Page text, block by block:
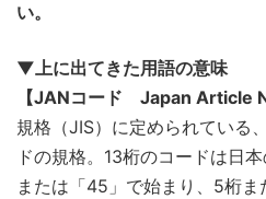
い。
▼上に出てきた用語の意味
【JANコード Japan Article
規格（JIS）に定められている
ドの規格。13桁のコードは日
または「45」で始まり、5桁